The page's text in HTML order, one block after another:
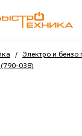
Электро и бензо
038)